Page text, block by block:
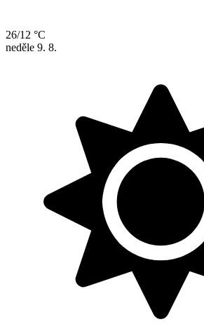
26/12 °C
neděle 9. 8.